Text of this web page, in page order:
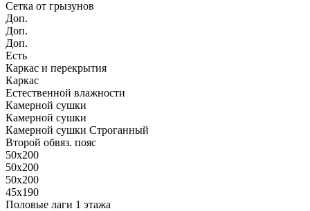
Сетка от грызунов
Доп.
Доп.
Доп.
Есть
Каркас и перекрытия
Каркас
Естественной влажности
Камерной сушки
Камерной сушки
Камерной сушки Строганный
Второй обвяз. пояс
50х200
50х200
50х200
45х190
Половые лаги 1 этажа